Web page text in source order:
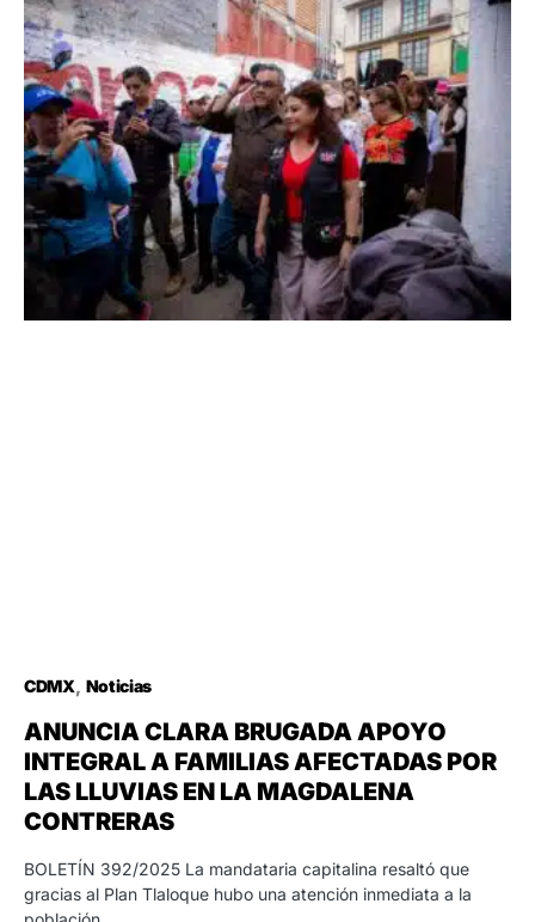
CDMX Noticias
ANUNCIA CLARA BRUGADA APOYO
INTEGRAL A FAMILIAS AFECTADAS POR
LAS LLUVIAS EN LA MAGDALENA
CONTRERAS
BOLETÍN 392/2025 La mandataria capitalina resaltó que
gracias al Plan Tlaloque hubo una atención inmediata a la